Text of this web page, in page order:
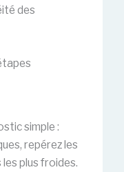
des
simple :
repérez les
les plus froides.